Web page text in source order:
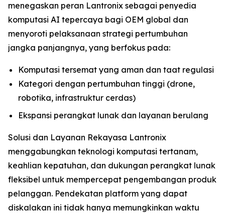
menegaskan peran Lantronix sebagai penyedia
komputasi AI tepercaya bagi OEM global dan
menyoroti pelaksanaan strategi pertumbuhan
jangka panjangnya, yang berfokus pada:
Komputasi tersemat yang aman dan taat regulasi
Kategori dengan pertumbuhan tinggi (drone,
robotika, infrastruktur cerdas)
Ekspansi perangkat lunak dan layanan berulang
Solusi dan Layanan Rekayasa Lantronix
menggabungkan teknologi komputasi tertanam,
keahlian kepatuhan, dan dukungan perangkat lunak
fleksibel untuk mempercepat pengembangan produk
pelanggan. Pendekatan platform yang dapat
diskalakan ini tidak hanya memungkinkan waktu